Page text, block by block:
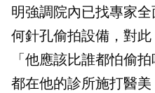
明強調院內已找專家
何針孔偷拍設備，對此
「他應該比誰都怕偷
都在他的診所施打醫